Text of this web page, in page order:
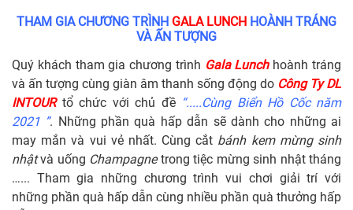
THAM GIA CHƯƠNG TRÌNH GALA LUNCH HOÀNH TRÁNG
VÀ ẤN TƯỢNG
Quý khách tham gia chương trình Gala Lunchhoành tráng
và ấn tượng cùng giàn âm thanh sống động do Công Ty DL
INTOURtổ chức với chủ đề “.....Cùng Biển Hồ Cốc năm
2021 ”. Những phần quà hấp dẫn sẽ dành cho những ai
may mắn và vui vẻ nhất. Cùng cắt bánh kem mừng sinh
nhậtvà uống Champagnetrong tiệc mừng sinh nhật tháng
…... Tham gia những chương trình vui chơi giải trí với
những phần quà hấp dẫn cùng nhiều phần quà thưởng hấp